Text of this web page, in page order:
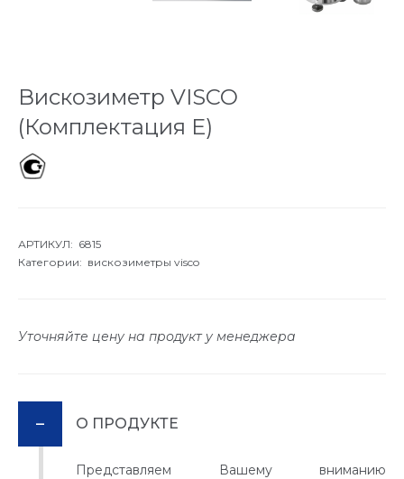
Вискозиметр VISCO
(Комплектация Е)
АРТИКУЛ: 6815
Категории: вискозиметры visco
Уточняйте цену на продукт у менеджера
О ПРОДУКТЕ
Представляем Вашему вниманию